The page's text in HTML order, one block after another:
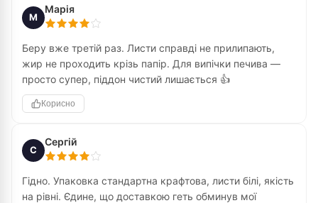
М
Марія
Беру вже третій раз. Листи справді не прилипають,
жир не проходить крізь папір. Для випічки печива —
просто супер, піддон чистий лишається 👍
Корисно
С
Сергій
Гідно. Упаковка стандартна крафтова, листи білі, якість
на рівні. Єдине, що доставкою геть обминув мої